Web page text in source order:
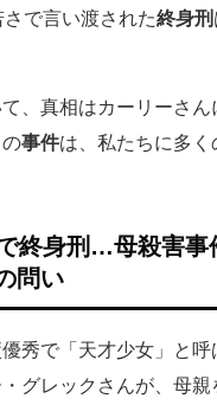
で言い渡された終身刑
、真相はカーリーさん
事件は、私たちに多
終身刑…母殺害事
問い
秀で「天才少女」と
グレックさんが、母親